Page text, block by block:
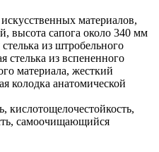
материалов,
высота сапога около 340 мм
из штробельного
стелька из вспененного
материала, жесткий
колодка анатомической
кислотощелочестойкость,
самоочищающийся